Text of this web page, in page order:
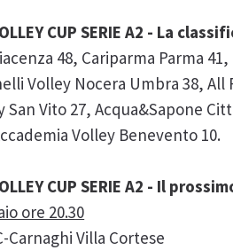
CUP SERIE A2 - La
48, Cariparma Parma
Volley Nocera Umbra 38, All
San Vito 27, Acqua&Sapone
Volley Benevento 10.
CUP SERIE A2 - Il
ore 20.30
Carnaghi Villa Cortese